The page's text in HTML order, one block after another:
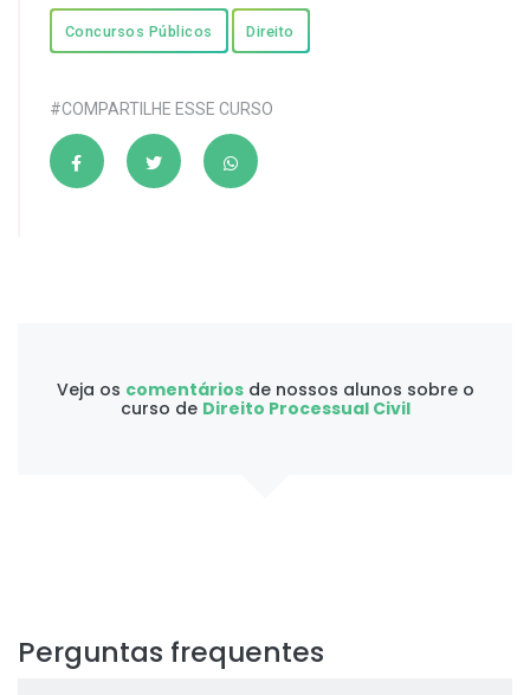
Concursos Públicos Direito
#COMPARTILHE ESSE CURSO
Veja os comentáriosde nossos alunos sobre o
curso de Direito Processual Civil
Perguntas frequentes